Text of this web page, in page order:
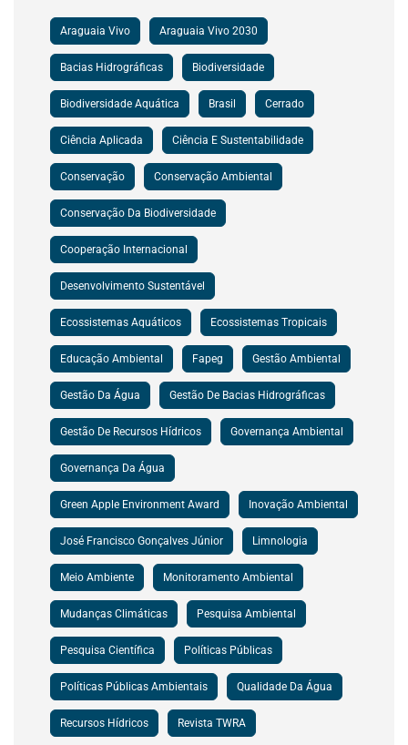
Araguaia Vivo Araguaia Vivo 2030
Bacias Hidrográficas Biodiversidade
Biodiversidade Aquática Brasil Cerrado
Ciência Aplicada Ciência E Sustentabilidade
Conservação Conservação Ambiental
Conservação Da Biodiversidade
Cooperação Internacional
Desenvolvimento Sustentável
Ecossistemas Aquáticos Ecossistemas Tropicais
Educação Ambiental Fapeg Gestão Ambiental
Gestão Da Água Gestão De Bacias Hidrográficas
Gestão De Recursos Hídricos Governança Ambiental
Governança Da Água
Green Apple Environment Award Inovação Ambiental
José Francisco Gonçalves Júnior Limnologia
Meio Ambiente Monitoramento Ambiental
Mudanças Climáticas Pesquisa Ambiental
Pesquisa Científica Políticas Públicas
Políticas Públicas Ambientais Qualidade Da Água
Recursos Hídricos Revista TWRA